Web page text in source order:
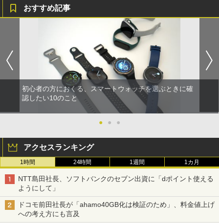
おすすめ記事
初心者の方におくる、スマートウォッチを選ぶときに確
認したい10のこと
● ● ●
アクセスランキング
1時間 24時間 1週間 1カ月
NTT島田社長、ソフトバンクのセブン出資に「dポイント使える
ようにして」
ドコモ前田社長が「ahamo40GB化は検証のため」、料金値上げ
への考え方にも言及